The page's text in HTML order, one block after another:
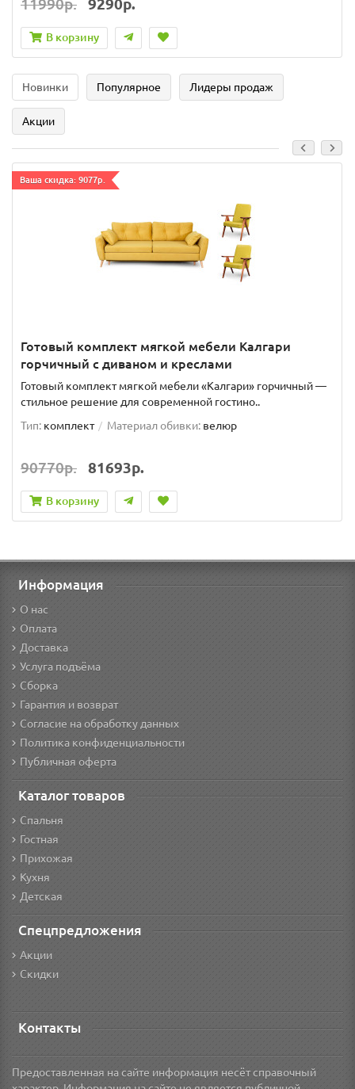
11990р. 9290р.
В корзину
Новинки Популярное Лидеры продаж
Акции
Ваша скидка: 9077р.
Готовый комплект мягкой мебели Калгари
горчичный с диваном и креслами
Готовый комплект мягкой мебели «Калгари» горчичный —
стильное решение для современной гостино..
Тип: комплект Материал обивки: велюр
90770р. 81693р.
В корзину
Информация
О нас
Оплата
Доставка
Услуга подъёма
Сборка
Гарантия и возврат
Согласие на обработку данных
Политика конфиденциальности
Публичная оферта
Каталог товаров
Спальня
Гостная
Прихожая
Кухня
Детская
Спецпредложения
Акции
Скидки
Контакты
Предоставленная на сайте информация несёт справочный